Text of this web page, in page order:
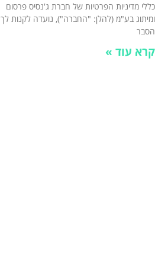
כללי מדיניות הפרטיות של חברת ג'נסיס פרסום
ומיתוג בע"מ (להלן: "החברה"), נועדה לקנות לך
הסבר
קרא עוד »